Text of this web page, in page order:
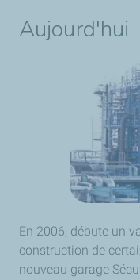
Aujourd'hui
En 2006, débute un
construction de
nouveau garage